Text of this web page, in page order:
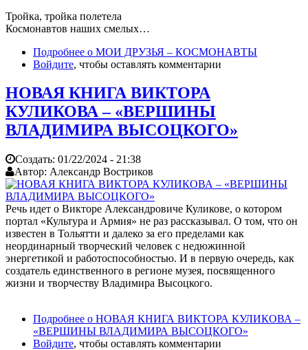
Тройка, тройка полетела
Космонавтов наших смелых…
Подробнее о МОИ ДРУЗЬЯ – КОСМОНАВТЫ
Войдите, чтобы оставлять комментарии
НОВАЯ КНИГА ВИКТОРА
КУЛИКОВА – «ВЕРШИНЫ
ВЛАДИМИРА ВЫСОЦКОГО»
Создать: 01/22/2024 - 21:38
Автор: Александр Востриков
Речь идет о Викторе Александровиче Куликове, о котором
портал «Культура и Армия» не раз рассказывал. О том, что он
известен в Тольятти и далеко за его пределами как
неординарный творческий человек с недюжинной
энергетикой и работоспособностью. И в первую очередь, как
создатель единственного в регионе музея, посвященного
жизни и творчеству Владимира Высоцкого.
Подробнее о НОВАЯ КНИГА ВИКТОРА КУЛИКОВА –
«ВЕРШИНЫ ВЛАДИМИРА ВЫСОЦКОГО»
Войдите, чтобы оставлять комментарии